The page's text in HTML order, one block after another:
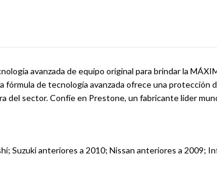
avanzada de equipo original para brindar la
de tecnología avanzada ofrece una
del sector. Confíe en Prestone, un fabricante líder
Suzuki anteriores a 2010; Nissan anteriores a 2009;